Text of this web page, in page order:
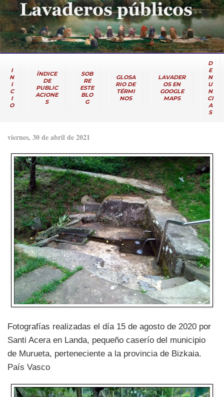
I
N
I
C
I
O
ÍNDICE
DE
PUBLIC
ACIONE
S
SOB
RE
ESTE
BLO
G
GLOSA
RIO DE
TÉRMI
NOS
LAVADER
OS EN
GOOGLE
MAPS
D
E
N
U
N
CI
A
S
viernes, 30 de abril de 2021
Fotografías realizadas el día 15 de agosto de 2020 por
Santi Acera en Landa, pequeño caserío del municipio
de Murueta, perteneciente a la provincia de Bizkaia.
País Vasco